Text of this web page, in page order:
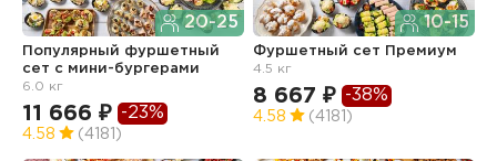
20-25
Популярный фуршетный
сет c мини-бургерами
6.0 кг
11 666 ₽ -23%
4.58 (4181)
10-15
Фуршетный сет Премиум
4.5 кг
8 667 ₽ -38%
4.58 (4181)